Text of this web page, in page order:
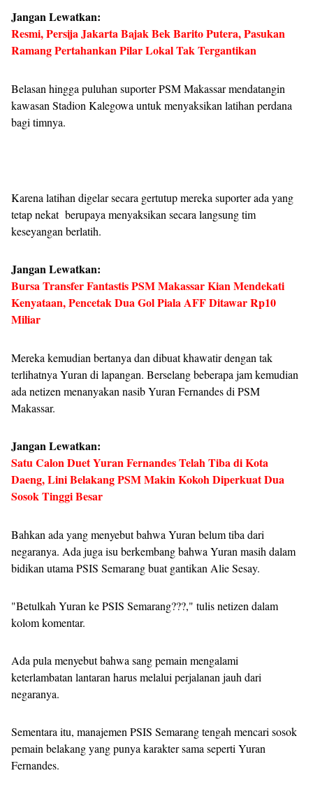
Jangan Lewatkan:
Resmi, Persija Jakarta Bajak Bek Barito Putera, Pasukan
Ramang Pertahankan Pilar Lokal Tak Tergantikan
Belasan hingga puluhan suporter PSM Makassar mendatangin
kawasan Stadion Kalegowa untuk menyaksikan latihan perdana
bagi timnya.
Karena latihan digelar secara gertutup mereka suporter ada yang
tetap nekat berupaya menyaksikan secara langsung tim
keseyangan berlatih.
Jangan Lewatkan:
Bursa Transfer Fantastis PSM Makassar Kian Mendekati
Kenyataan, Pencetak Dua Gol Piala AFF Ditawar Rp10
Miliar
Mereka kemudian bertanya dan dibuat khawatir dengan tak
terlihatnya Yuran di lapangan. Berselang beberapa jam kemudian
ada netizen menanyakan nasib Yuran Fernandes di PSM
Makassar.
Jangan Lewatkan:
Satu Calon Duet Yuran Fernandes Telah Tiba di Kota
Daeng, Lini Belakang PSM Makin Kokoh Diperkuat Dua
Sosok Tinggi Besar
Bahkan ada yang menyebut bahwa Yuran belum tiba dari
negaranya. Ada juga isu berkembang bahwa Yuran masih dalam
bidikan utama PSIS Semarang buat gantikan Alie Sesay.
"Betulkah Yuran ke PSIS Semarang???," tulis netizen dalam
kolom komentar.
Ada pula menyebut bahwa sang pemain mengalami
keterlambatan lantaran harus melalui perjalanan jauh dari
negaranya.
Sementara itu, manajemen PSIS Semarang tengah mencari sosok
pemain belakang yang punya karakter sama seperti Yuran
Fernandes.